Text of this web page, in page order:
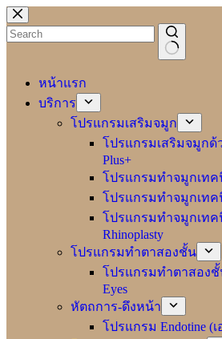
Skip
to
content
results หน้าแรก
บริการ
โปรแกรมเสริมจมูก
โปรแกรมเสริมจมูกด้
Plus+
โปรแกรมทำจมูกเทค
โปรแกรมทำจมูกเทค
โปรแกรมทำจมูกเทค
Rhinoplasty
โปรแกรมทำตาสองชั้น
โปรแกรมทำตาสองชั้
Eyes
หัตถการ-ดึงหน้า
โปรแกรม Endotine (